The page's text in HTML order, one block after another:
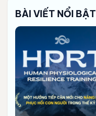
BÀI VIẾT NỔI BẬT